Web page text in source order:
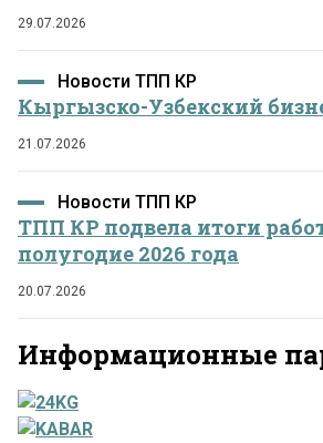
29.07.2026
Новости ТПП КР
Кыргызско-Узбекский
21.07.2026
Новости ТПП КР
ТПП КР подвела итоги
полугодие 2026 года
20.07.2026
Информационные